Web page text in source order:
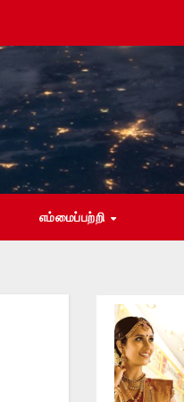
எம்மைப்பற்றி